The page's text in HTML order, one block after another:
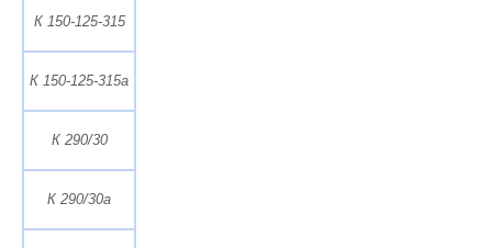
К 150-125-315
К 150-125-315а
К 290/30
К 290/30а